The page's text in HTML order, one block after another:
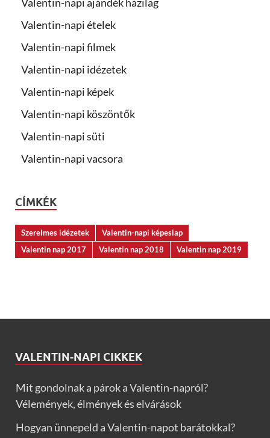
Valentin-napi ételek
Valentin-napi filmek
Valentin-napi idézetek
Valentin-napi képek
Valentin-napi köszöntők
Valentin-napi süti
Valentin-napi vacsora
CÍMKÉK
Szerelmes idézetek
Valentin-napi képeslap
Valentin nap 2017
Valentin nap 2018 Valentin nap 2019
VALENTIN-NAPI CIKKEK
Mit gondolnak a párok a Valentin-napról?
Vélemények, élmények és elvárások
Hogyan ünnepeld a Valentin-napot barátokkal?